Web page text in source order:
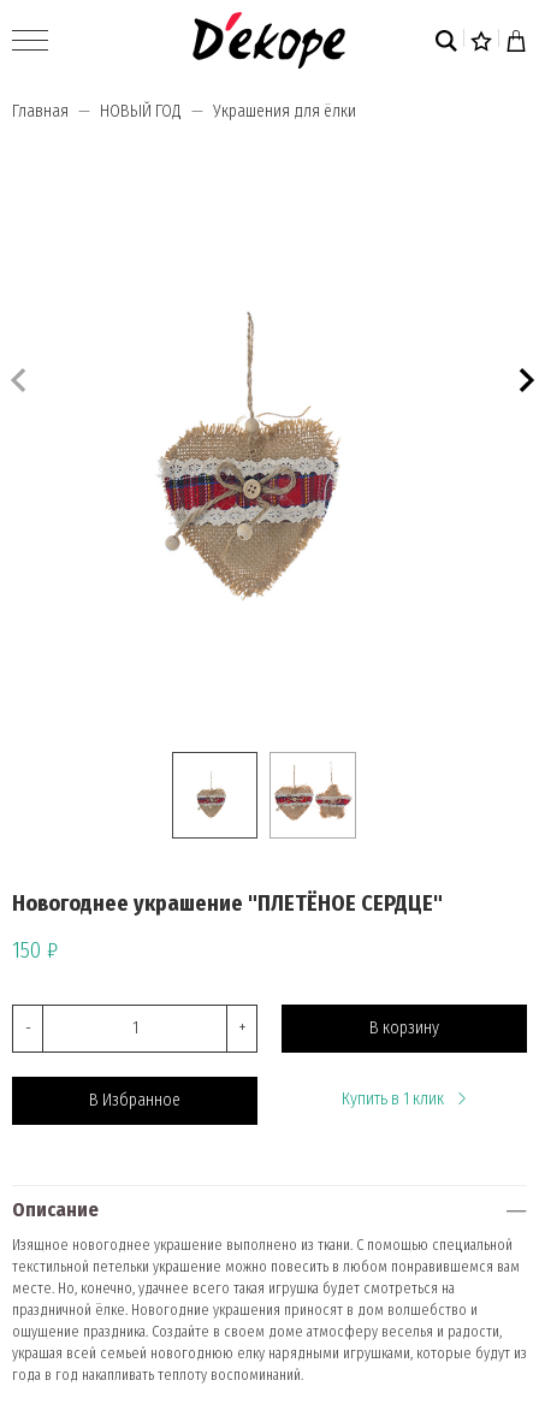
Главная НОВЫЙ ГОД Украшения для ёлки
Новогоднее украшение "ПЛЕТЁНОЕ СЕРДЦЕ"
150 ₽
- + В корзину
В Избранное Купить в 1 клик
Описание
Изящное новогоднее украшение выполнено из ткани. С помощью специальной
текстильной петельки украшение можно повесить в любом понравившемся вам
месте. Но, конечно, удачнее всего такая игрушка будет смотреться на
праздничной ёлке. Новогодние украшения приносят в дом волшебство и
ощущение праздника. Создайте в своем доме атмосферу веселья и радости,
украшая всей семьей новогоднюю елку нарядными игрушками, которые будут из
года в год накапливать теплоту воспоминаний.